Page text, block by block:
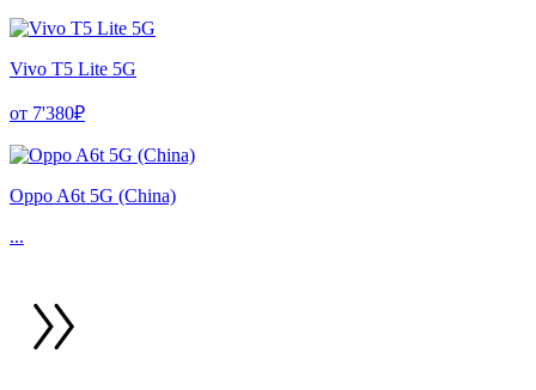
Vivo T5 Lite 5G
от 7'380₽
Oppo A6t 5G (China)
...